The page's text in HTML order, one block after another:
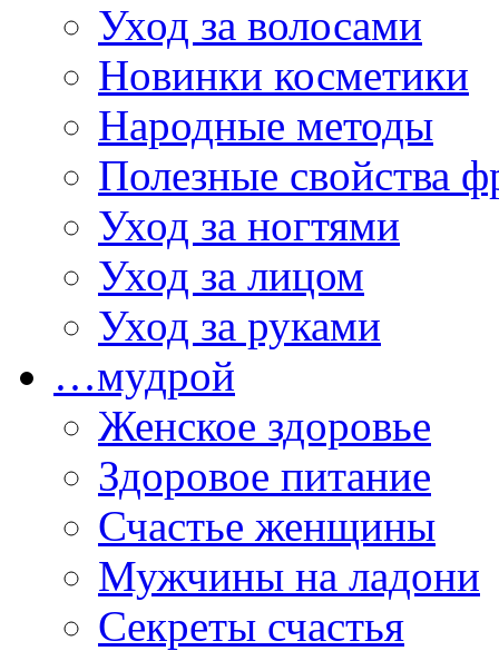
Уход за волосами
Новинки косметики
Народные методы
Полезные свойства
Уход за ногтями
Уход за лицом
Уход за руками
…мудрой
Женское здоровье
Здоровое питание
Счастье женщины
Мужчины на ладони
Секреты счастья